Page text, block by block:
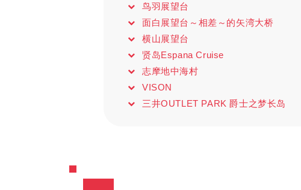
鸟羽展望台
面白展望台～相差～的矢湾大桥
横山展望台
贤岛Espana Cruise
志摩地中海村
VISON
三井OUTLET PARK 爵士之梦长岛